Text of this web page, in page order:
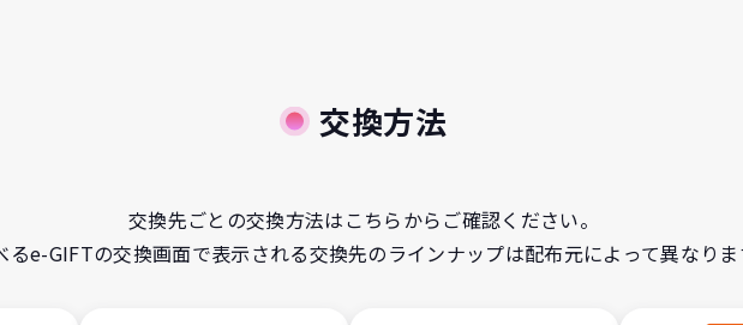
交換方法
交換先ごとの交換方法はこちらからご確認ください。
e-GIFTの交換画面で表示される交換先のラインナップは配布元によって異なりま